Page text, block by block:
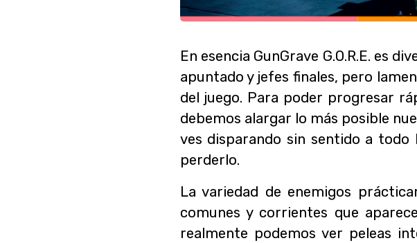
En esencia GunGrave G.O.R.E. es
apuntado y jefes finales, pero
del juego. Para poder progresar
debemos alargar lo más posible
ves disparando sin sentido a
perderlo.
La variedad de enemigos
comunes y corrientes que
realmente podemos ver peleas